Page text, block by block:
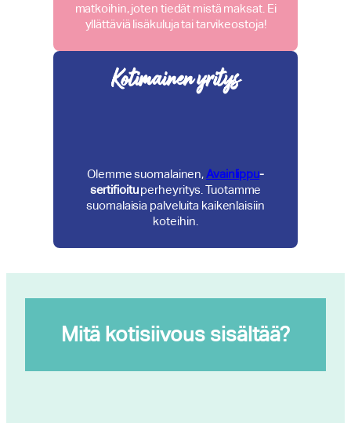
matkoihin, joten tiedät mistä maksat. Ei
yllättäviä lisäkuluja tai tarvikeostoja!
Kotimainen yritys
Olemme suomalainen,Avainlippu-
sertifioituperheyritys. Tuotamme
suomalaisia palveluita kaikenlaisiin
koteihin.
Mitä kotisiivous sisältää?